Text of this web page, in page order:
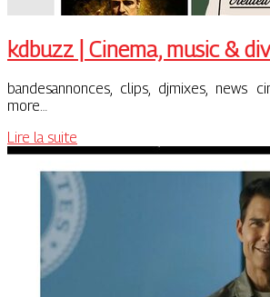
kdbuzz | Cinema, music &
bandesannonces, clips, djmixes, news
more…
Lire la suite